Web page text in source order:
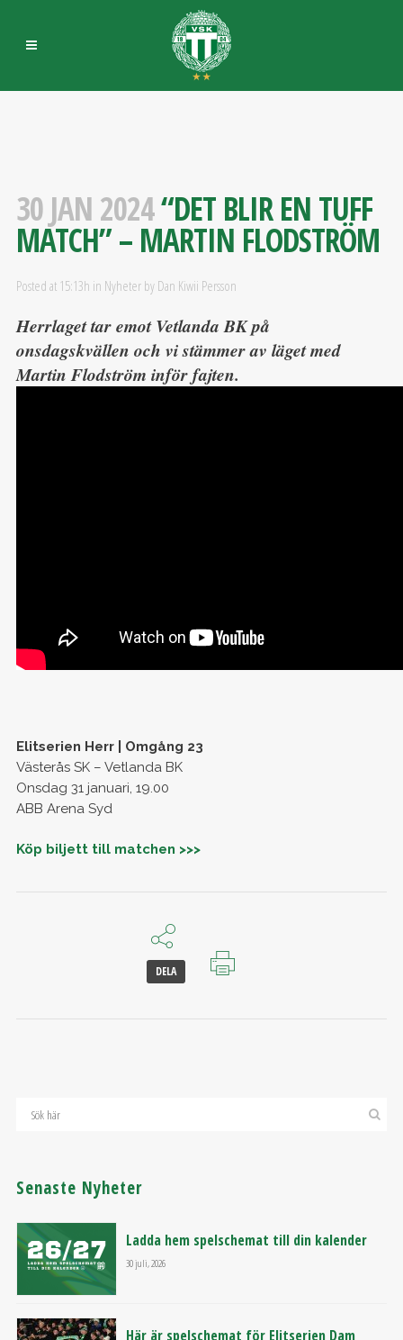
30 JAN 2024“DET BLIR EN TUFF
MATCH” – MARTIN FLODSTRÖM
Posted at 15:13h in Nyheter by Dan Kiwii Persson
Herrlaget tar emot Vetlanda BK på
onsdagskvällen och vi stämmer av läget med
Martin Flodström inför fajten.
Elitserien Herr | Omgång 23
Västerås SK – Vetlanda BK
Onsdag 31 januari, 19.00
ABB Arena Syd
Köp biljett till matchen >>>
DELA
Senaste Nyheter
Ladda hem spelschemat till din kalender
30 juli, 2026
Här är spelschemat för Elitserien Dam